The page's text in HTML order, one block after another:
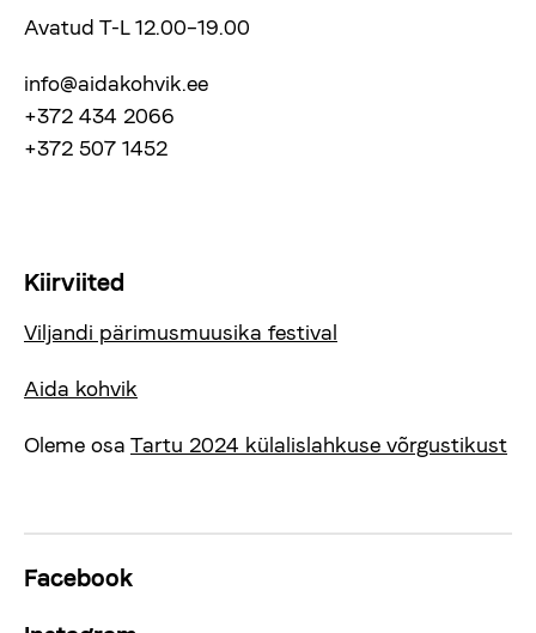
Avatud T-L 12.00–19.00
info@aidakohvik.ee
+372 434 2066
+372 507 1452
Kiirviited
Viljandi pärimusmuusika festival
Aida kohvik
Oleme osa Tartu 2024 külalislahkuse võrgustikust
Facebook